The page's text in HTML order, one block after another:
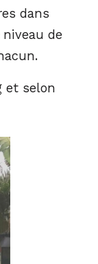
dans
de
et selon